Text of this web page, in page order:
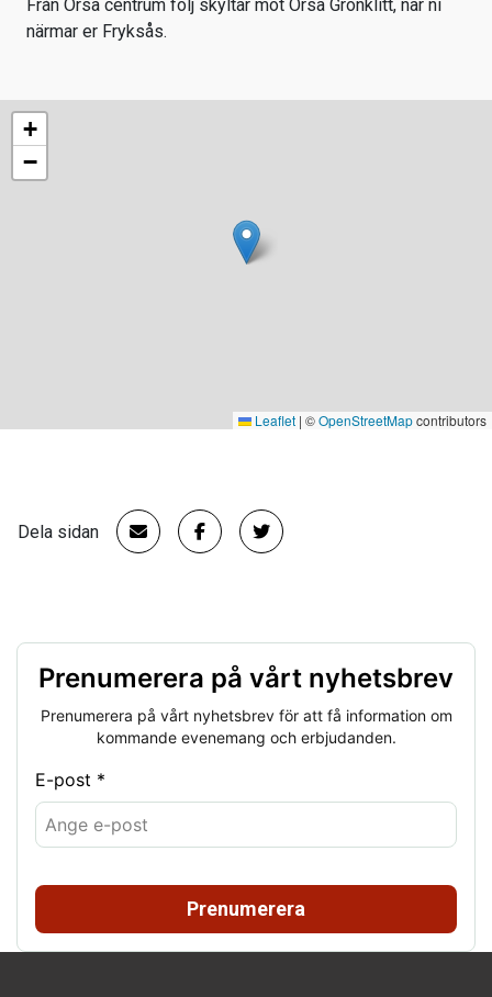
Från Orsa centrum följ skyltar mot Orsa Grönklitt, när ni
närmar er Fryksås.
+
−
Leaflet | ©OpenStreetMapcontributors
Dela sidan
Prenumerera på vårt nyhetsbrev
Prenumerera på vårt nyhetsbrev för att få information om
kommande evenemang och erbjudanden.
E-post *
Prenumerera